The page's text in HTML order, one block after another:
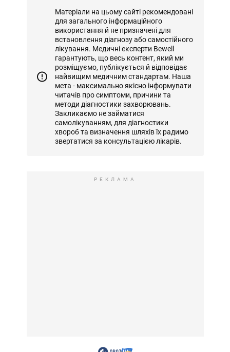
Матеріали на цьому сайті рекомендовані
для загального інформаційного
використання й не призначені для
встановлення діагнозу або самостійного
лікування. Медичні експерти Bewell
гарантують, що весь контент, який ми
розміщуємо, публікується й відповідає
найвищим медичним стандартам. Наша
мета - максимально якісно інформувати
читачів про симптоми, причини та
методи діагностики захворювань.
Закликаємо не займатися
самолікуванням, для діагностики
хвороб та визначення шляхів їх радимо
звертатися за консультацією лікарів.
РЕКЛАМА